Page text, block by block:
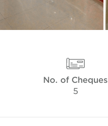
No. of Cheques
5